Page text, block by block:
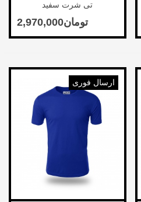
تی شرت سفید
ارسال فوری